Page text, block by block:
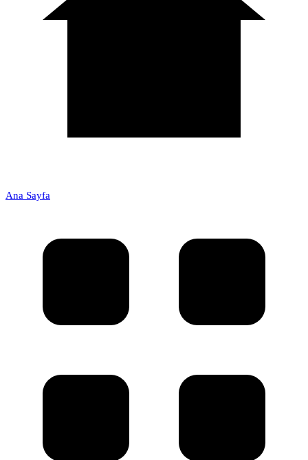
Ana Sayfa